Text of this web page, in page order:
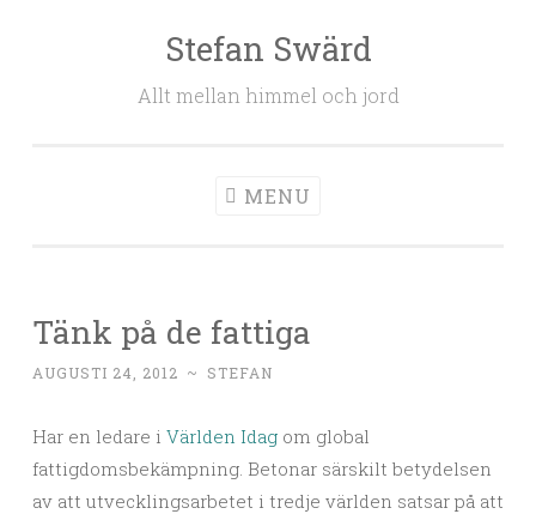
Stefan Swärd
Allt mellan himmel och jord
MENU
Tänk på de fattiga
AUGUSTI 24, 2012 ~ STEFAN
Har en ledare i Världen Idag om global
fattigdomsbekämpning. Betonar särskilt betydelsen
av att utvecklingsarbetet i tredje världen satsar på att